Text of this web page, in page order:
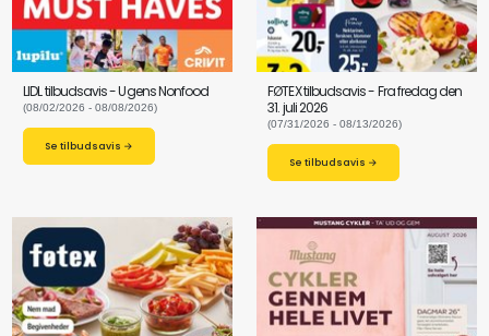
LIDL tilbudsavis - Ugens Nonfood
(08/02/2026 - 08/08/2026)
Se tilbudsavis →
FØTEX tilbudsavis - Fra fredag den
31. juli 2026
(07/31/2026 - 08/13/2026)
Se tilbudsavis →